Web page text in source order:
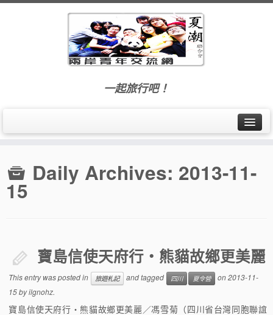
一起旅行吧！
最新訊息
夏潮聯合會
Daily Archives: 2013-11-
15
寶島信使天府行‧熊貓故鄉更美麗
This entry was posted in 旅遊札記 and tagged 四川 夏令營 on2013-11-
15byilgnohz.
寶島信使天府行‧熊貓故鄉更美麗／馮雪菊（四川省台灣同胞聯誼